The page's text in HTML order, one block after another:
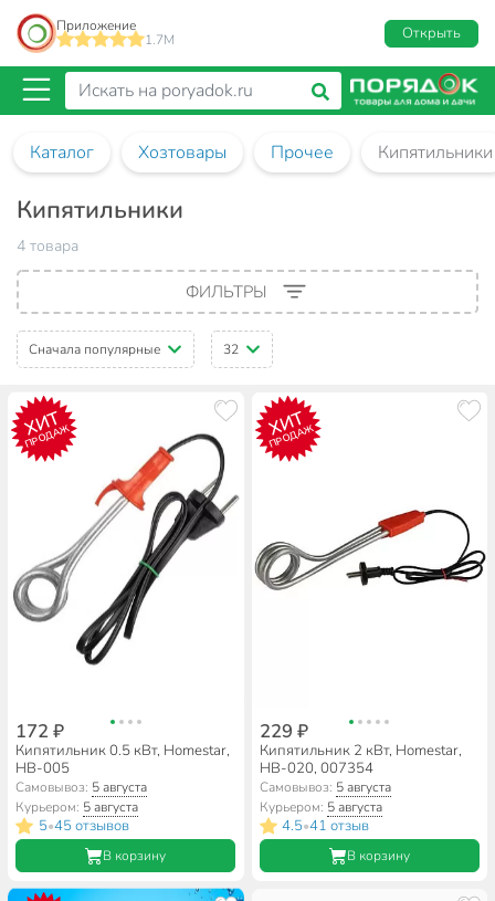
Приложение
1.7M
Открыть
Каталог Хозтовары Прочее Кипятильники
Кипятильники
4 товара
ФИЛЬТРЫ
Сначала популярные 32
ХИТ
ПРОДАЖ
172 ₽
Кипятильник 0.5 кВт, Homestar,
HB-005
Самовывоз: 5 августа
Курьером: 5 августа
5•45 отзывов
В корзину
ХИТ
ПРОДАЖ
229 ₽
Кипятильник 2 кВт, Homestar,
HB-020, 007354
Самовывоз: 5 августа
Курьером: 5 августа
4.5•41 отзыв
В корзину